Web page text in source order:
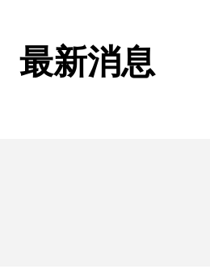
最新消息